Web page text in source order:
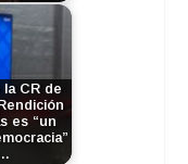
la CR de
es “un